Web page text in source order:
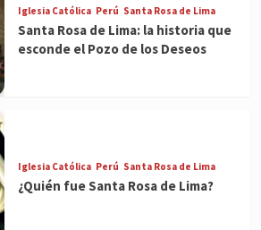
Iglesia Católica Perú Santa Rosa de Lima
Santa Rosa de Lima: la historia que
esconde el Pozo de los Deseos
Iglesia Católica Perú Santa Rosa de Lima
¿Quién fue Santa Rosa de Lima?